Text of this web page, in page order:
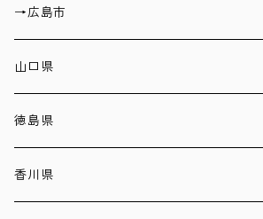
→広島市
山口県
徳島県
香川県